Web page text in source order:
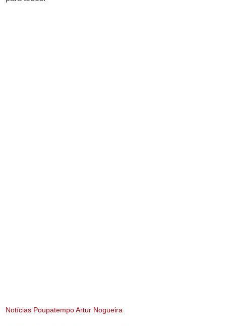
Notícias Poupatempo Artur Nogueira